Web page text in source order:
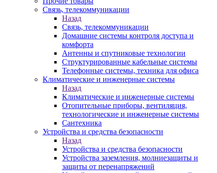
Связь, телекоммуникации
Назад
Связь, телекоммуникации
Домашние системы контроля доступа и
комфорта
Антенны и спутниковые технологии
Структурированные кабельные системы
Телефонные системы, техника для офиса
Климатические и инженерные системы
Назад
Климатические и инженерные системы
Отопительные приборы, вентиляция,
технологические и инженерные системы
Сантехника
Устройства и средства безопасности
Назад
Устройства и средства безопасности
Устройства заземления, молниезащиты и
защиты от перенапряжений